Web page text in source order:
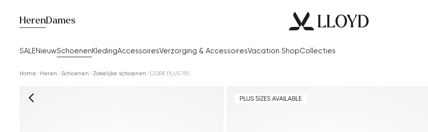
Heren
SALENieuwSchoenenKledingAccessoiresVerzorging & AccessoiresVacation ShopCollecties
Dames
Home Heren Schoenen Zakelijke schoenen CORE PLUS 110